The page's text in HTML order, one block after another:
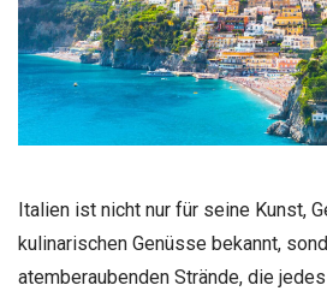
Italien ist nicht nur für seine Kunst,
kulinarischen Genüsse bekannt,
atemberaubenden Strände, die